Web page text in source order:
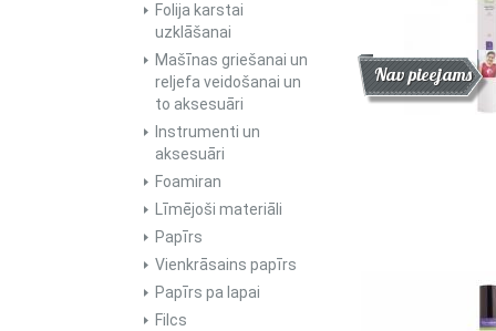
Folija karstai
uzklāšanai
Mašīnas griešanai un
reljefa veidošanai un
to aksesuāri
Instrumenti un
aksesuāri
Foamiran
Līmējoši materiāli
Papīrs
Vienkrāsains papīrs
Papīrs pa lapai
Filcs
Atlaide
Jaunums
Nav pieejams